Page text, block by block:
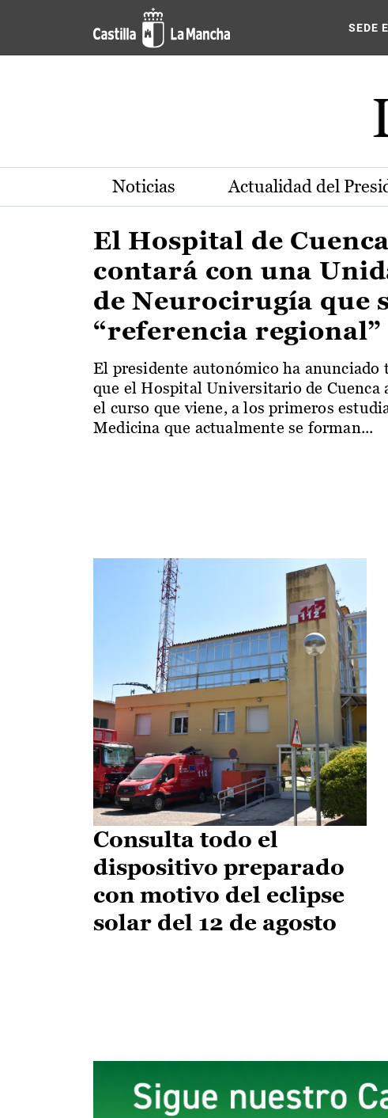
Pasar al contenido principal
Actualidad de la región de SEDE
Noticias Actualidad del
El Hospital de Cuenca
contará con una
de Neurocirugía que
“referencia regional”
El presidente autonómico ha anunciado
que el Hospital Universitario de Cuenca
el curso que viene, a los primeros
Medicina que actualmente se forman...
Consulta todo el
dispositivo preparado
con motivo del eclipse
solar del 12 de agosto